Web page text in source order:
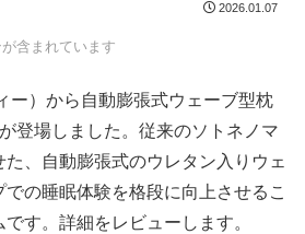
2026.01.07
含まれています
ー）から自動膨張式ウェーブ型枕
登場しました。従来のソトネノマ
た、自動膨張式のウレタン入りウェ
の睡眠体験を格段に向上させるこ
す。詳細をレビューします。